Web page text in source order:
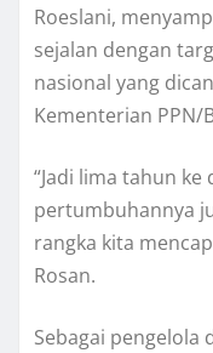
Roeslani,
sejalan dengan
nasional yang
Kementerian PPN/
“Jadi lima tahun
pertumbuhannya
rangka kita
Rosan.
Sebagai pengelola